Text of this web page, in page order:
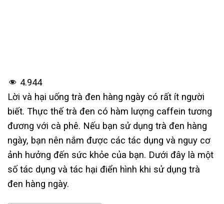
4.944
Lời và hại uống trà đen hàng ngày có rất ít người
biết. Thực thế trà đen có hàm lượng caffein tương
đương với cà phê. Nếu bạn sử dụng trà đen hàng
ngày, bạn nên nắm được các tác dụng và nguy cơ
ảnh hưởng đến sức khỏe của bạn. Dưới đây là một
số tác dụng và tác hại điển hình khi sử dụng trà
đen hàng ngày.